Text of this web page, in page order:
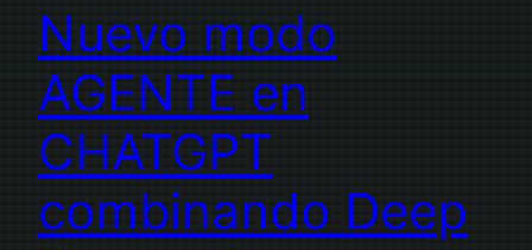
Nuevo modo
AGENTE en
CHATGPT
combinando Deep